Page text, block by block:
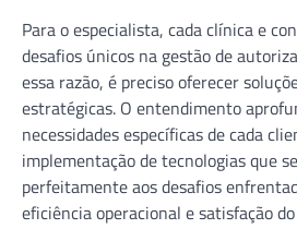
Para o especialista, cada clínica e
desafios únicos na gestão de
essa razão, é preciso oferecer
estratégicas. O entendimento
necessidades específicas de cada
implementação de tecnologias que
perfeitamente aos desafios
eficiência operacional e satisfação